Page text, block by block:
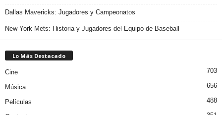
Dallas Mavericks: Jugadores y Campeonatos
New York Mets: Historia y Jugadores del Equipo de Baseball
Lo Más Destacado
Cine 703
Música 656
Películas 488